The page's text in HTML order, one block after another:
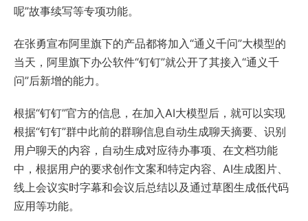
呢”故事续写等专项功能。
在张勇宣布阿里旗下的产品都将加入“通义千问”大模型的
当天，阿里旗下办公软件“钉钉”就公开了其接入“通义千
问”后新增的能力。
根据“钉钉”官方的信息，在加入AI大模型后，就可以实现
根据“钉钉”群中此前的群聊信息自动生成聊天摘要、识别
用户聊天的内容，自动生成对应待办事项、在文档功能
中，根据用户的要求创作文案和特定内容、AI生成图片、
线上会议实时字幕和会议后总结以及通过草图生成低代码
应用等功能。